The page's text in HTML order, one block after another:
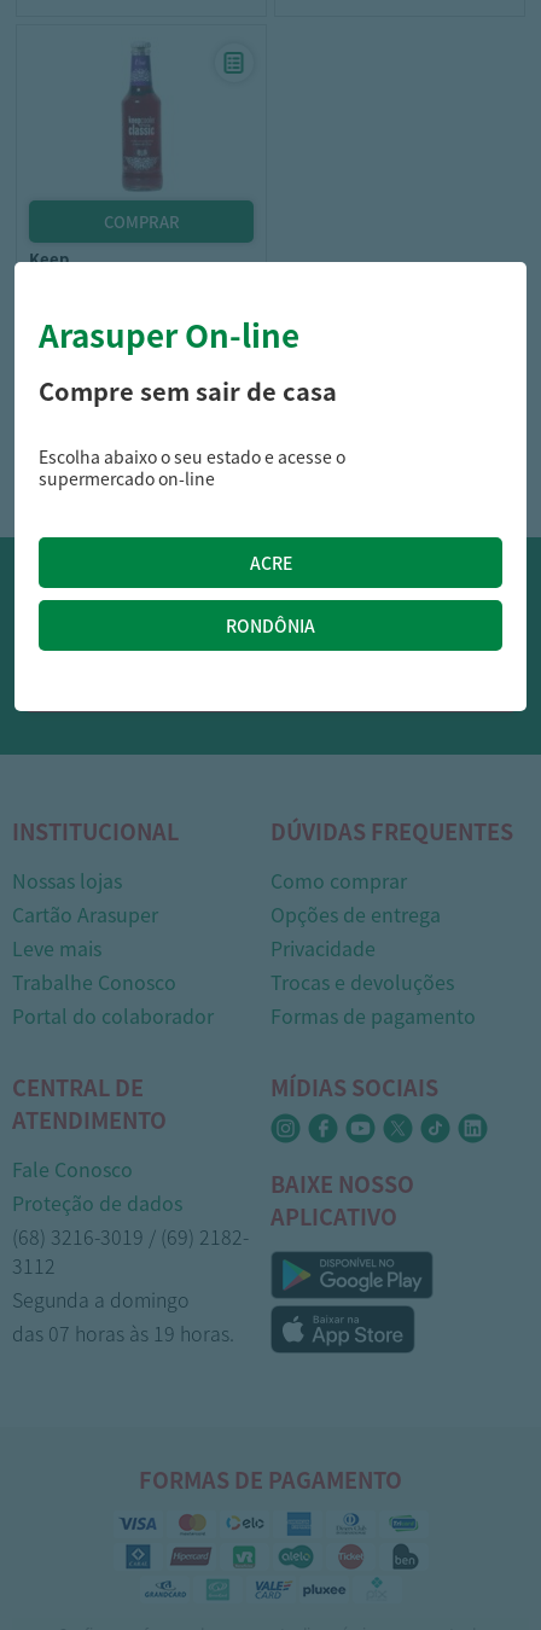
keep
1
OFERTAS NO WHATSAPP:
Siga nossos canais oficiais de ofertas no Whasapp!
INSTITUCIONAL
Nossas lojas
Cartão Arasuper
Leve mais
Trabalhe Conosco
Portal do colaborador
DÚVIDAS FREQUENTES
Como comprar
Opções de entrega
Privacidade
Trocas e devoluções
Formas de pagamento
CENTRAL DE
ATENDIMENTO
Fale Conosco
Proteção de dados
(68) 3216-3019 / (69) 2182-
3112
Segunda a domingo
das 07 horas às 19 horas.
MÍDIAS SOCIAIS
BAIXE NOSSO
APLICATIVO
FORMAS DE PAGAMENTO
Arasuper On-line
Compre sem sair de casa
Escolha abaixo o seu estado e acesse o
supermercado on-line